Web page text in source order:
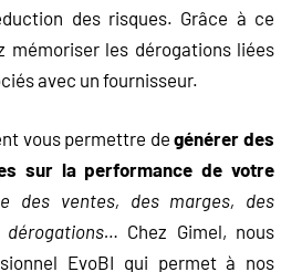
des risques. Grâce à ce
mémoriser les dérogations liées
avec un fournisseur.
vous permettre degénérer des
sur la performance de votre
des ventes, des marges, des
Chez Gimel, nous
EvoBI qui permet à nos